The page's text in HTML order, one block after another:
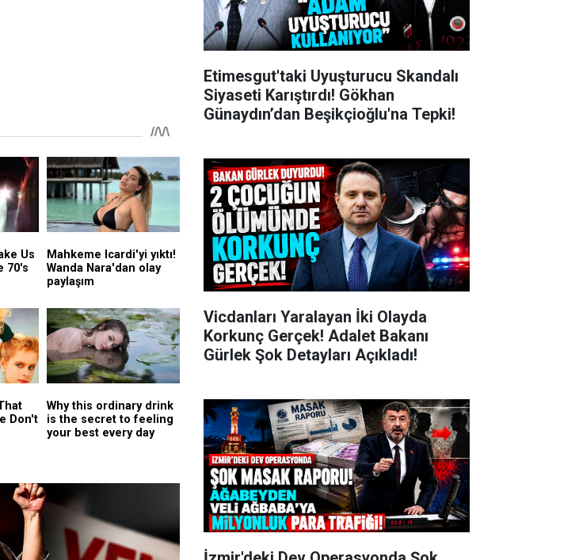
Etimesgut'taki Uyuşturucu Skandalı
Siyaseti Karıştırdı! Gökhan
Günaydın’dan Beşikçioğlu'na Tepki!
Vicdanları Yaralayan İki Olayda
Korkunç Gerçek! Adalet Bakanı
Gürlek Şok Detayları Açıkladı!